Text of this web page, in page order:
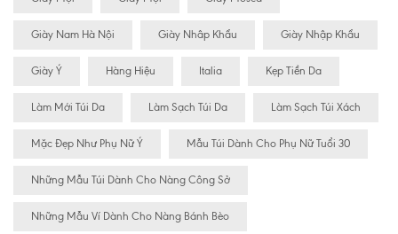
Giày Nam Hà Nội Giày Nhâp Khẩu Giày Nhập Khẩu
Giày Ý Hàng Hiệu Italia Kẹp Tiền Da
Làm Mới Túi Da Làm Sạch Túi Da Làm Sạch Túi Xách
Mặc Đẹp Như Phụ Nữ Ý Mẫu Túi Dành Cho Phụ Nữ Tuổi 30
Những Mẫu Túi Dành Cho Nàng Công Sở
Những Mẫu Ví Dành Cho Nàng Bánh Bèo